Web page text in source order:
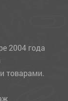
2004 года
товарами.